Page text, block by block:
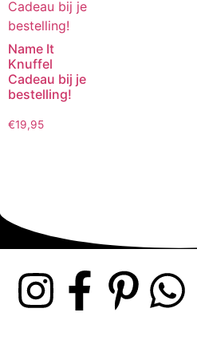
Name It
Knuffel
Cadeau bij je
bestelling!
€19,95